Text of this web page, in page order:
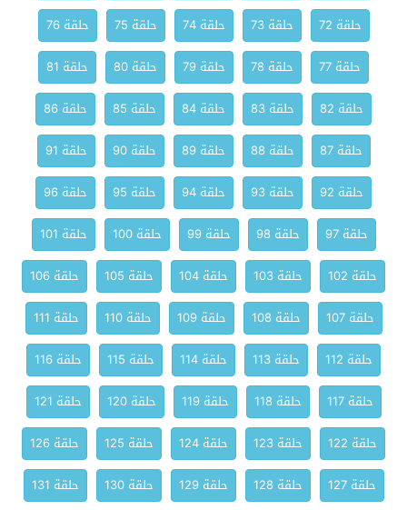
حلقة 72
حلقة 73 حلقة 74 حلقة 75
حلقة 76
حلقة 77
حلقة 78 حلقة 79 حلقة 80
حلقة 81
حلقة 82
حلقة 83 حلقة 84 حلقة 85
حلقة 86
حلقة 87
حلقة 88 حلقة 89 حلقة 90
حلقة 91
حلقة 92
حلقة 93 حلقة 94 حلقة 95
حلقة 96
حلقة 97
حلقة 98 حلقة 99 حلقة 100
حلقة 101
حلقة 102
حلقة 103 حلقة 104 حلقة 105
حلقة 106
حلقة 107
حلقة 108 حلقة 109 حلقة 110
حلقة 111
حلقة 112
حلقة 113 حلقة 114 حلقة 115
حلقة 116
حلقة 117
حلقة 118 حلقة 119 حلقة 120
حلقة 121
حلقة 122
حلقة 123 حلقة 124 حلقة 125
حلقة 126
حلقة 127
حلقة 128 حلقة 129 حلقة 130 حلقة 131